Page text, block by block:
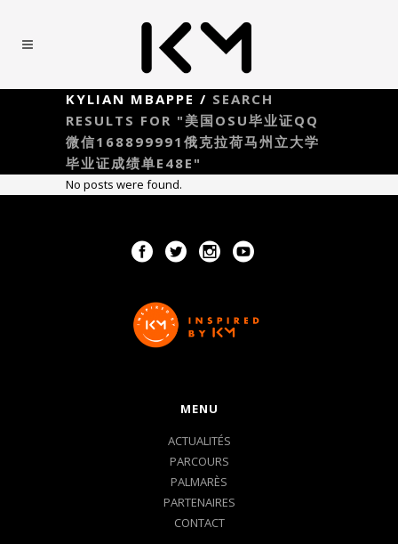
KYLIAN MBAPPE / SEARCH
RESULTS FOR "美国OSU毕业证QQ
微信168899991俄克拉荷马州立大学
毕业证成绩单E48E"
No posts were found.
MENU
ACTUALITÉS
PARCOURS
PALMARÈS
PARTENAIRES
CONTACT